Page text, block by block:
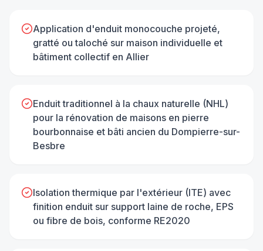
Application d'enduit monocouche projeté,
gratté ou taloché sur maison individuelle et
bâtiment collectif en Allier
Enduit traditionnel à la chaux naturelle (NHL)
pour la rénovation de maisons en pierre
bourbonnaise et bâti ancien du Dompierre-sur-
Besbre
Isolation thermique par l'extérieur (ITE) avec
finition enduit sur support laine de roche, EPS
ou fibre de bois, conforme RE2020